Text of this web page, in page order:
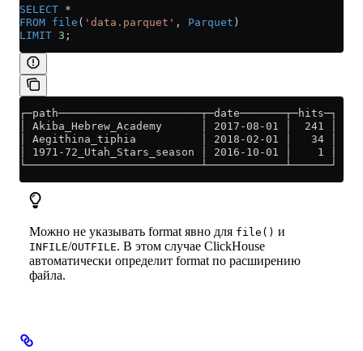
SELECT *
FROM file ( 'data.parquet' , Parquet )
LIMIT 3 ;
┌─path──────────────────────┬─date───────┬─hits─┐
│ Akiba_Hebrew_Academy      │ 2017-08-01 │  241 │
│ Aegithina_tiphia          │ 2018-02-01 │   34 │
│ 1971-72_Utah_Stars_season │ 2016-10-01 │    1 │
└───────────────────────────┴────────────┴──────┘
Можно не указывать format явно для file() и
INFILE/OUTFILE. В этом случае ClickHouse
автоматически определит format по расширению
файла.